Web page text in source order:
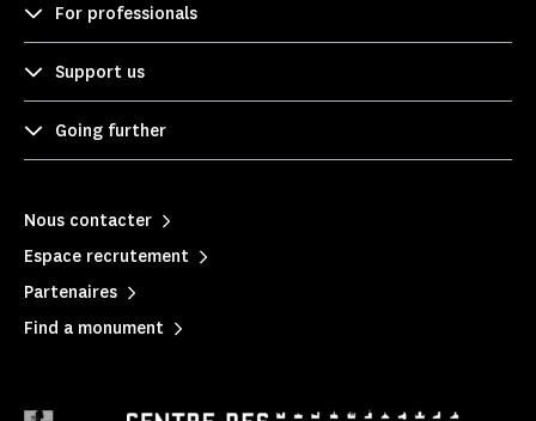
For professionals
Support us
Going further
Nous contacter
Espace recrutement
Partenaires
Find a monument